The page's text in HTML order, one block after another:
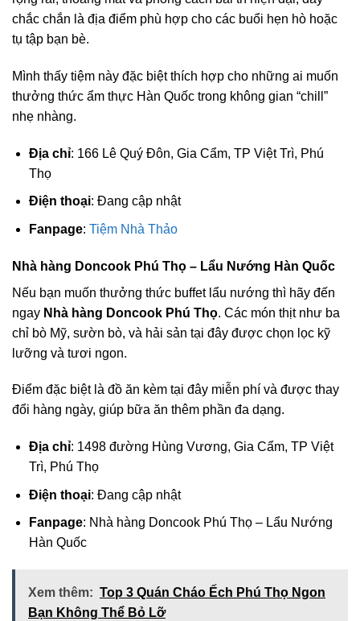
chắc chắn là địa điểm phù hợp cho các buổi hẹn hò hoặc
tụ tập bạn bè.
Mình thấy tiệm này đặc biệt thích hợp cho những ai muốn
thưởng thức ẩm thực Hàn Quốc trong không gian “chill”
nhẹ nhàng.
Địa chỉ: 166 Lê Quý Đôn, Gia Cẩm, TP Việt Trì, Phú
Thọ
Điện thoại: Đang cập nhật
Fanpage: Tiệm Nhà Thảo
Nhà hàng Doncook Phú Thọ – Lẩu Nướng Hàn Quốc
Nếu bạn muốn thưởng thức buffet lẩu nướng thì hãy đến
ngay Nhà hàng Doncook Phú Thọ. Các món thịt như ba
chỉ bò Mỹ, sườn bò, và hải sản tại đây được chọn lọc kỹ
lưỡng và tươi ngon.
Điểm đặc biệt là đồ ăn kèm tại đây miễn phí và được thay
đổi hàng ngày, giúp bữa ăn thêm phần đa dạng.
Địa chỉ: 1498 đường Hùng Vương, Gia Cẩm, TP Việt
Trì, Phú Thọ
Điện thoại: Đang cập nhật
Fanpage: Nhà hàng Doncook Phú Thọ – Lẩu Nướng
Hàn Quốc
Xem thêm: Top 3 Quán Cháo Ếch Phú Thọ Ngon
Bạn Không Thể Bỏ Lỡ